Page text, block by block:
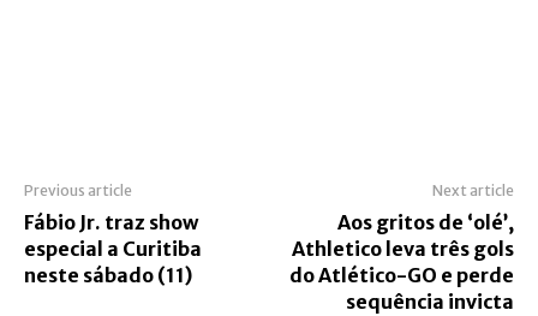
Previous article
Fábio Jr. traz show
especial a Curitiba
neste sábado (11)
Next article
Aos gritos de ‘olé’,
Athletico leva três gols
do Atlético-GO e perde
sequência invicta